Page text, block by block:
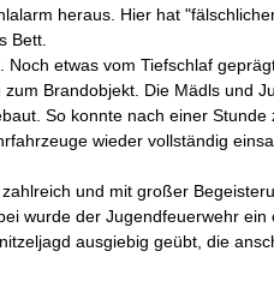
heraus. Hier hat
Bett.
etwas vom Tiefschlaf
Brandobjekt. Die Mädls und
So konnte nach einer
wieder vollständig
und mit großer
wurde der Jugendfeuerwehr
ausgiebig geübt, die